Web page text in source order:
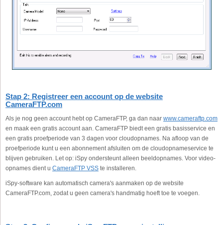
Stap 2: Registreer een account op de website
CameraFTP.com
Als je nog geen account hebt op CameraFTP, ga dan naar www.cameraftp.com
en maak een gratis account aan. CameraFTP biedt een gratis basisservice en
een gratis proefperiode van 3 dagen voor cloudopnames. Na afloop van de
proefperiode kunt u een abonnement afsluiten om de cloudopnameservice te
blijven gebruiken. Let op: iSpy ondersteunt alleen beeldopnames. Voor video-
opnames dient u CameraFTP VSS te installeren.
iSpy-software kan automatisch camera's aanmaken op de website
CameraFTP.com, zodat u geen camera's handmatig hoeft toe te voegen.